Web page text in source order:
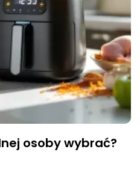
osoby wybrać?